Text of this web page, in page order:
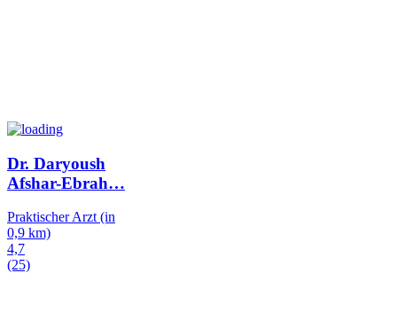
Dr. Daryoush
Afshar-Ebrah…
Praktischer Arzt (in
0,9 km)
4,7
(25)